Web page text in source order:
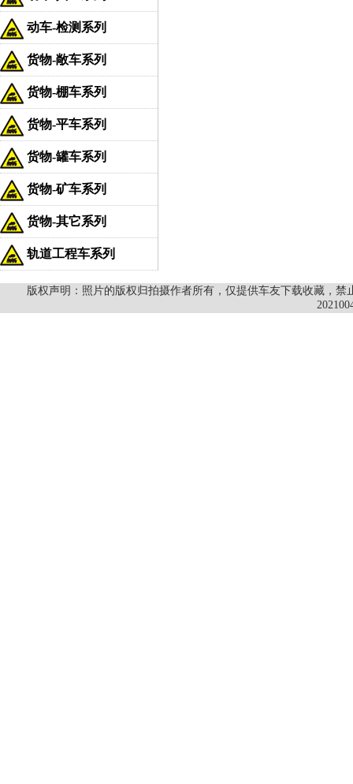
动车-检测系列
货物-敞车系列
货物-棚车系列
货物-平车系列
货物-罐车系列
货物-矿车系列
货物-其它系列
轨道工程车系列
版权声明：照片的版权归拍摄作者所有，仅提供车友下载收藏，